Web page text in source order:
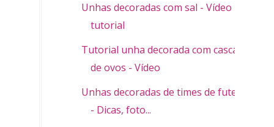
Unhas decoradas com sal - Vídeo
tutorial
Tutorial unha decorada com cascas
de ovos - Vídeo
Unhas decoradas de times de futebol
- Dicas, foto...